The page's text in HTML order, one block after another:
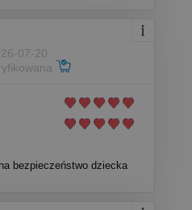
07-20
bezpieczeństwo dziecka